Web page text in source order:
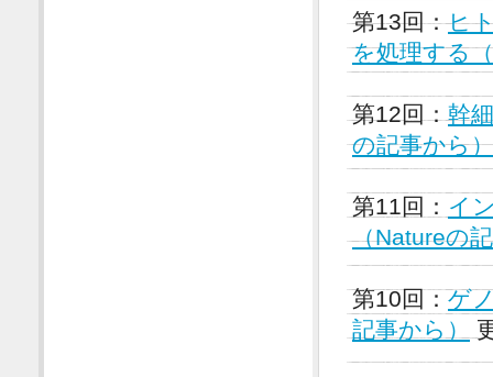
第13回：ヒ
を処理する
第12回：幹
の記事から）
第11回： イ
（Natureの
第10回：ゲ
記事から）